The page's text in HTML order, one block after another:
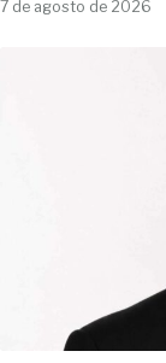
7 de agosto de 2026